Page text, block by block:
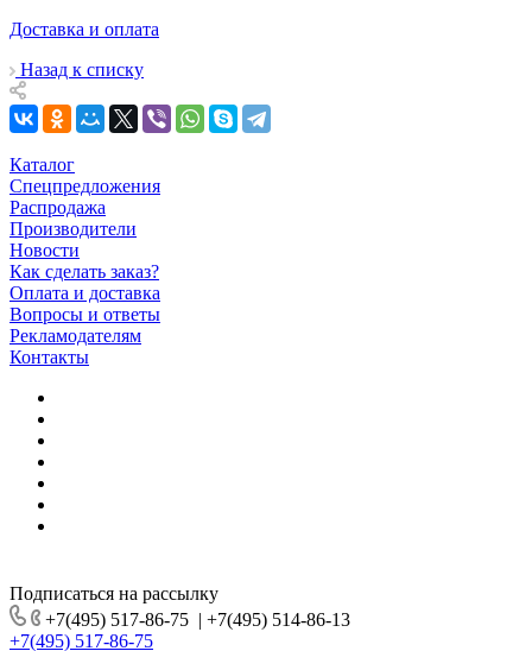
Доставка и оплата
Назад к списку
Каталог
Спецпредложения
Распродажа
Производители
Новости
Как сделать заказ?
Оплата и доставка
Вопросы и ответы
Рекламодателям
Контакты
Подписаться на рассылку
+7(495) 517-86-75 | +7(495) 514-86-13
+7(495) 517-86-75